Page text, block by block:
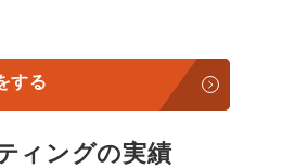
する
ィングの実績